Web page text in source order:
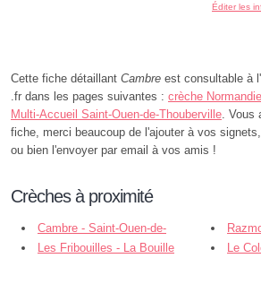
Éditer les
Cette fiche détaillant Cambre est consultable à
.fr dans les pages suivantes : crèche Normandie
Multi-Accueil Saint-Ouen-de-Thouberville .
fiche, merci beaucoup de l'ajouter à vos
ou bien l'envoyer par email à vos amis !
Crèches à proximité
Cambre - Saint-Ouen-de-
Thouberville
Les Fribouilles - La Bouille
Le